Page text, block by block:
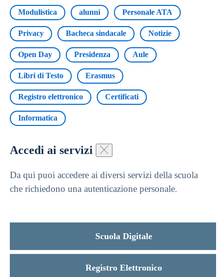
Modulistica alunni Personale ATA
Privacy Bacheca sindacale Notizie
Open Day Presidenza Aule
Libri di Testo Erasmus
Registro elettronico Certificati
Informatica
Accedi ai servizi
Da qui puoi accedere ai diversi servizi della scuola
che richiedono una autenticazione personale.
Scuola Digitale
Registro Elettronico